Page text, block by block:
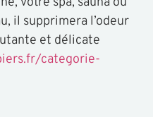
il supprimera l’odeur
et délicate
categorie-